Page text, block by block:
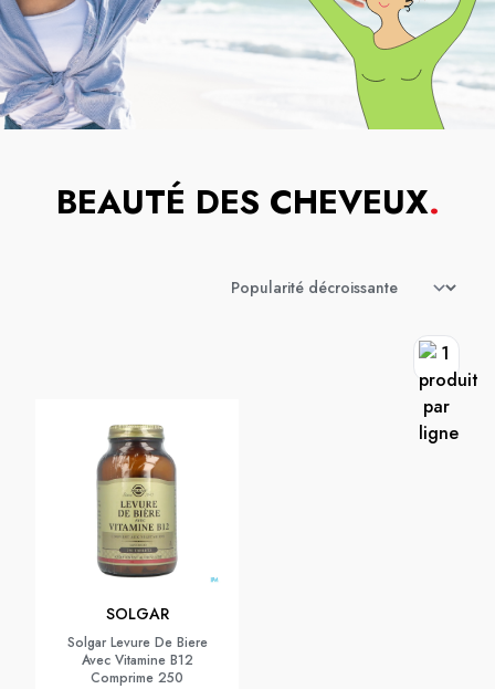
BEAUTÉ DES CHEVEUX.
SOLGAR
Solgar Levure De Biere
Avec Vitamine B12
Comprime 250